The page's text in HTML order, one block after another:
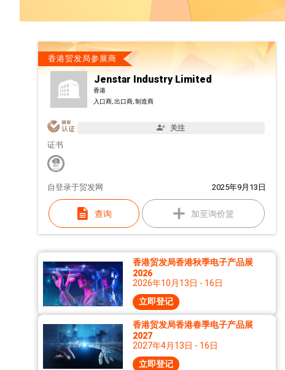
香港贸发局参展商
Jenstar Industry Limited
香港
入口商, 出口商, 制造商
关注
证书
自 2025年9月13日
登录于贸发网
查询 加至询价篮
香港贸发局香港秋季电子产品展
2026
2026年10月13日 - 16日
立即登记
香港贸发局香港春季电子产品展
2027
2027年4月13日 - 16日
立即登记